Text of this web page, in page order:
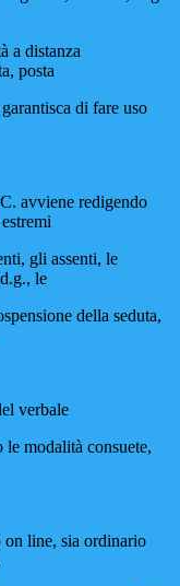
a distanza
posta
di fare uso
avviene redigendo
gli assenti, le
le
della seduta,
verbale
modalità consuete,
on line, sia ordinario